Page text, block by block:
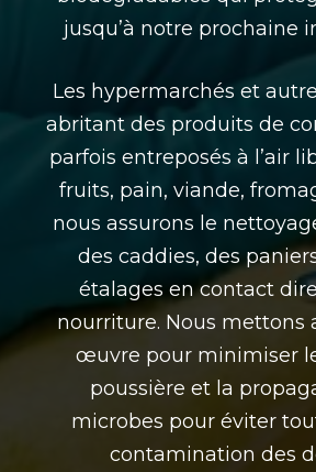
jusqu’à notre prochaine
Les hypermarchés et
abritant des produits de
parfois entreposés à l’air
fruits, pain, viande,
nous assurons le
des caddies, des
étalages en contact
nourriture. Nous mettons
œuvre pour minimiser
poussière et la
microbes pour éviter
contamination des